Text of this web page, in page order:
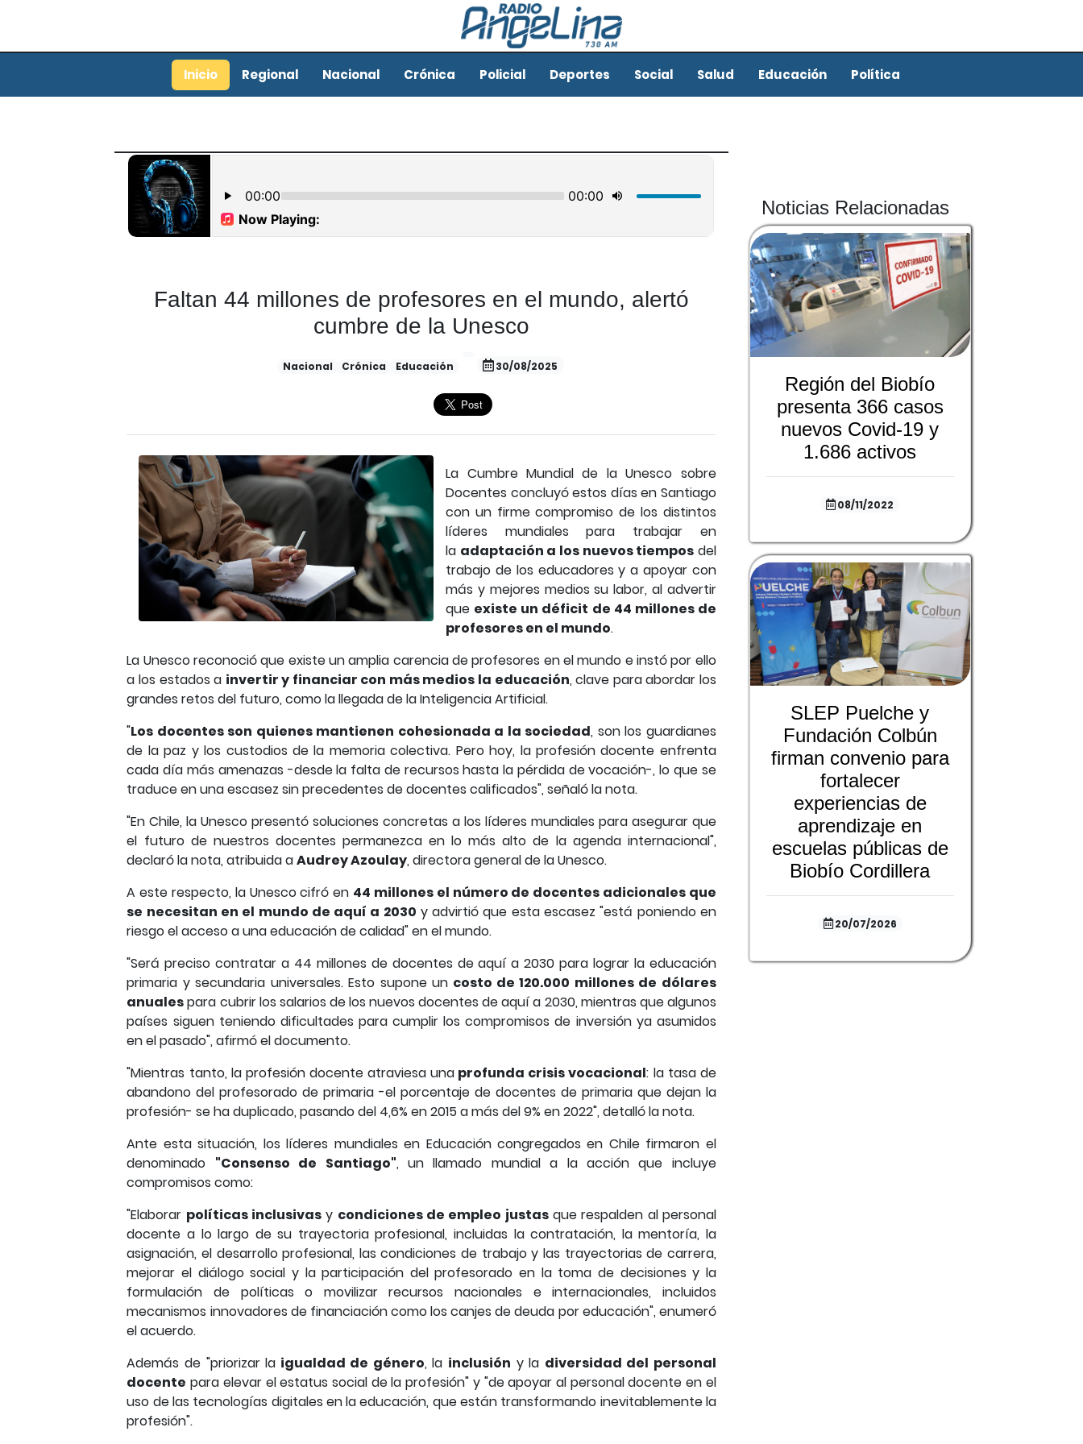
Inicio Regional Nacional Crónica Policial Deportes Social Salud Educación Política
Faltan 44 millones de profesores en el mundo, alertó
cumbre de la Unesco
Nacional Crónica Educación 30/08/2025
La Cumbre Mundial de la Unesco sobre
Docentes concluyó estos días en Santiago
con un firme compromiso de los distintos
líderes mundiales para trabajar en
la adaptación a los nuevos tiempos del
trabajo de los educadores y a apoyar con
más y mejores medios su labor, al advertir
que existe un déficit de 44 millones de
profesores en el mundo.
La Unesco reconoció que existe un amplia carencia de profesores en el mundo e instó por ello
a los estados a invertir y financiar con más medios la educación, clave para abordar los
grandes retos del futuro, como la llegada de la Inteligencia Artificial.
"Los docentes son quienes mantienen cohesionada a la sociedad, son los guardianes
de la paz y los custodios de la memoria colectiva. Pero hoy, la profesión docente enfrenta
cada día más amenazas -desde la falta de recursos hasta la pérdida de vocación-, lo que se
traduce en una escasez sin precedentes de docentes calificados", señaló la nota.
"En Chile, la Unesco presentó soluciones concretas a los líderes mundiales para asegurar que
el futuro de nuestros docentes permanezca en lo más alto de la agenda internacional",
declaró la nota, atribuida aAudrey Azoulay, directora general de la Unesco.
A este respecto, la Unesco cifró en 44 millones el número de docentes adicionales que
se necesitan en el mundo de aquí a 2030 y advirtió que esta escasez "está poniendo en
riesgo el acceso a una educación de calidad" en el mundo.
"Será preciso contratar a 44 millones de docentes de aquí a 2030 para lograr la educación
primaria y secundaria universales. Esto supone un costo de 120.000 millones de dólares
anualespara cubrir los salarios de los nuevos docentes de aquí a 2030, mientras que algunos
países siguen teniendo dificultades para cumplir los compromisos de inversión ya asumidos
en el pasado", afirmó el documento.
"Mientras tanto, la profesión docente atraviesa una profunda crisis vocacional: la tasa de
abandono del profesorado de primaria -el porcentaje de docentes de primaria que dejan la
profesión- se ha duplicado, pasando del 4,6% en 2015 a más del 9% en 2022", detalló la nota.
Ante esta situación, los líderes mundiales en Educación congregados en Chile firmaron el
denominado "Consenso de Santiago", un llamado mundial a la acción que incluye
compromisos como:
"Elaborar políticas inclusivas y condiciones de empleo justasque respalden al personal
docente a lo largo de su trayectoria profesional, incluidas la contratación, la mentoría, la
asignación, el desarrollo profesional, las condiciones de trabajo y las trayectorias de carrera,
mejorar el diálogo social y la participación del profesorado en la toma de decisiones y la
formulación de políticas o movilizar recursos nacionales e internacionales, incluidos
mecanismos innovadores de financiación como los canjes de deuda por educación", enumeró
el acuerdo.
Además de "priorizar la igualdad de género, la inclusión y la diversidad del personal
docente para elevar el estatus social de la profesión" y "de apoyar al personal docente en el
uso de las tecnologías digitales en la educación, que están transformando inevitablemente la
profesión".
Noticias Relacionadas
Región del Biobío
presenta 366 casos
nuevos Covid-19 y
1.686 activos
08/11/2022
SLEP Puelche y
Fundación Colbún
firman convenio para
fortalecer
experiencias de
aprendizaje en
escuelas públicas de
Biobío Cordillera
20/07/2026